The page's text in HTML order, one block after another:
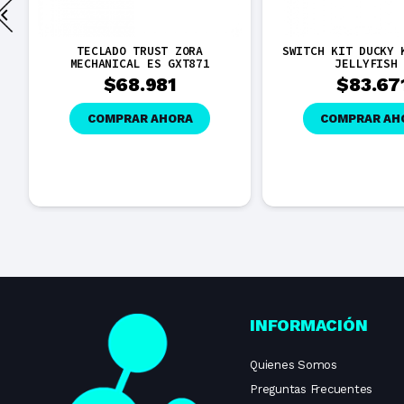
TECLADO TRUST ZORA
MECHANICAL ES GXT871
$68.981
COMPRAR AHORA
SWITCH KIT DUCKY
JELLYFISH
$
COMPRAR
INFORMACIÓN
Quienes Somos
Preguntas Frecuentes